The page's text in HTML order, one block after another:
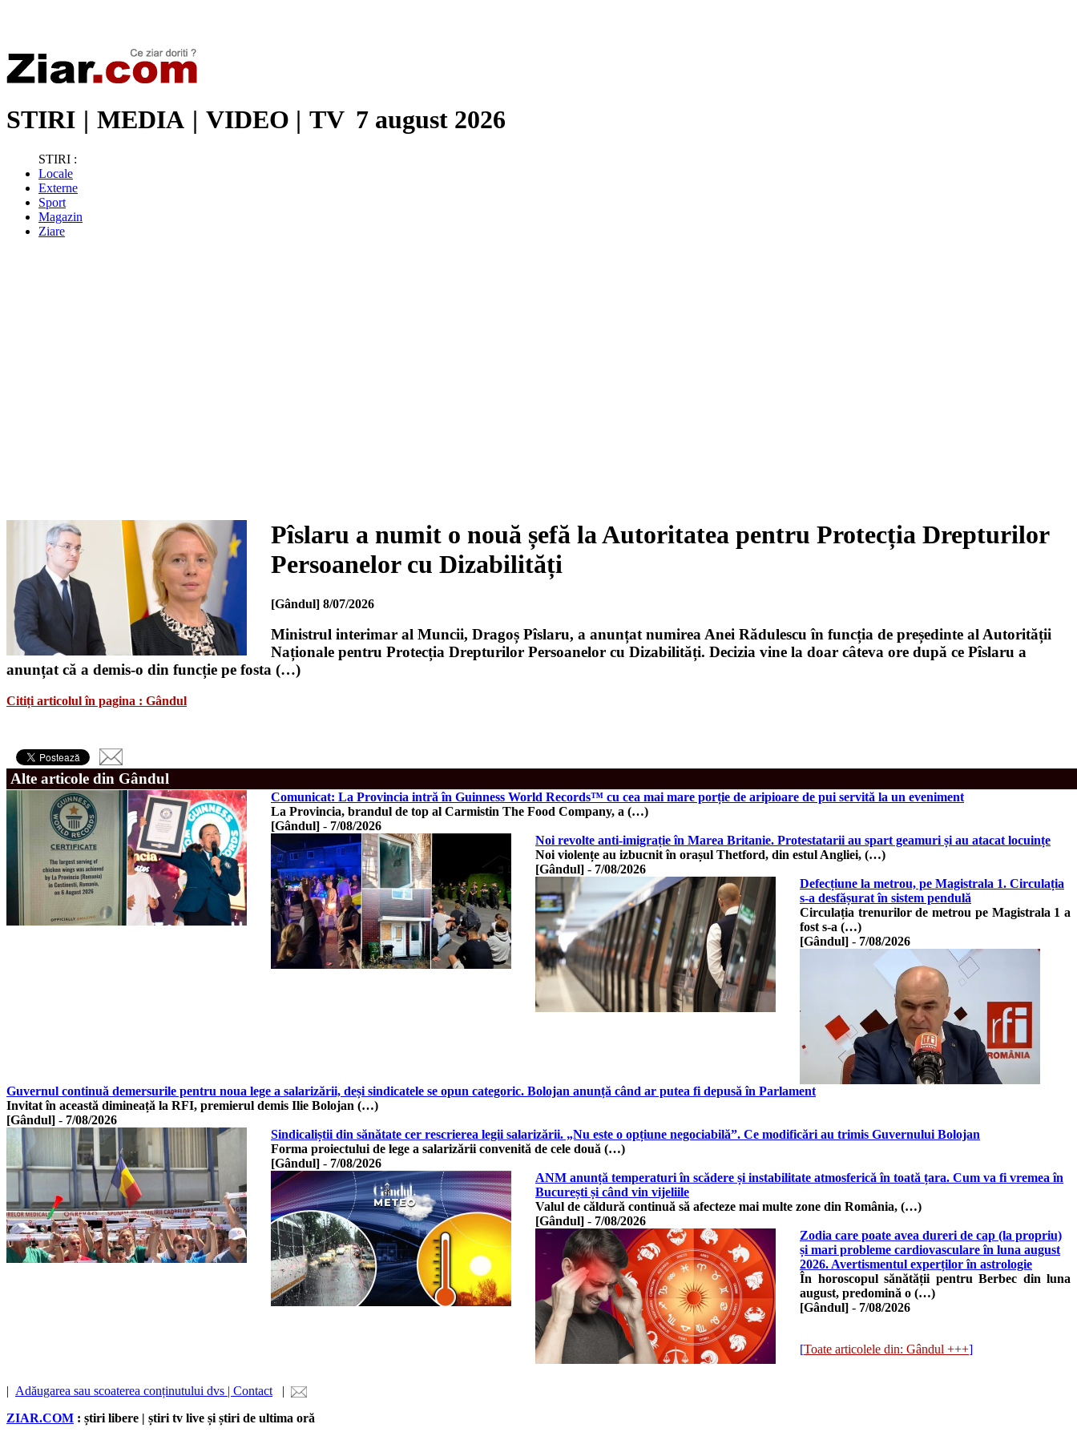
STIRI | MEDIA | VIDEO | TV 7 august 2026
STIRI :
Locale
Externe
Sport
Magazin
Ziare
Pîslaru a numit o nouă șefă la Autoritatea pentru Protecția Drepturilor
Persoanelor cu Dizabilități
[Gândul] 8/07/2026
Ministrul interimar al Muncii, Dragoș Pîslaru, a anunțat numirea Anei Rădulescu în funcția de președinte al Autorității
Naționale pentru Protecția Drepturilor Persoanelor cu Dizabilități. Decizia vine la doar câteva ore după ce Pîslaru a
anunțat că a demis-o din funcție pe fosta (…)
Citiți articolul în pagina : Gândul
Alte articole din Gândul
Comunicat: La Provincia intră în Guinness World Records™ cu cea mai mare porție de aripioare de pui servită la un eveniment
La Provincia, brandul de top al Carmistin The Food Company, a (…)
[Gândul] - 7/08/2026
Noi revolte anti-imigrație în Marea Britanie. Protestatarii au spart geamuri și au atacat locuințe
Noi violențe au izbucnit în orașul Thetford, din estul Angliei, (…)
[Gândul] - 7/08/2026
Defecțiune la metrou, pe Magistrala 1. Circulația
s-a desfășurat în sistem pendulă
Circulația trenurilor de metrou pe Magistrala 1 a
fost s-a (…)
[Gândul] - 7/08/2026
Guvernul continuă demersurile pentru noua lege a salarizării, deși sindicatele se opun categoric. Bolojan anunță când ar putea fi depusă în Parlament
Invitat în această dimineață la RFI, premierul demis Ilie Bolojan (…)
[Gândul] - 7/08/2026
Sindicaliștii din sănătate cer rescrierea legii salarizării. „Nu este o opțiune negociabilă”. Ce modificări au trimis Guvernului Bolojan
Forma proiectului de lege a salarizării convenită de cele două (…)
[Gândul] - 7/08/2026
ANM anunță temperaturi în scădere și instabilitate atmosferică în toată țara. Cum va fi vremea în
București și când vin vijeliile
Valul de căldură continuă să afecteze mai multe zone din România, (…)
[Gândul] - 7/08/2026
Zodia care poate avea dureri de cap (la propriu)
și mari probleme cardiovasculare în luna august
2026. Avertismentul experților în astrologie
În horoscopul sănătății pentru Berbec din luna
august, predomină o (…)
[Gândul] - 7/08/2026
[Toate articolele din: Gândul +++]
| Adăugarea sau scoaterea conținutului dvs | Contact |
ZIAR.COM : știri libere | știri tv live și știri de ultima oră